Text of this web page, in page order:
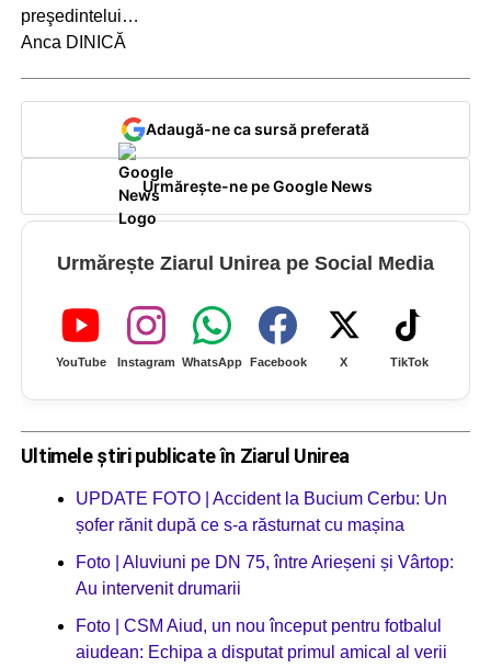
preşedintelui…
Anca DINICĂ
Adaugă-ne ca sursă preferată
Urmărește-ne pe Google News
Urmărește Ziarul Unirea pe Social Media
YouTube Instagram WhatsApp Facebook X TikTok
Ultimele știri publicate în Ziarul Unirea
UPDATE FOTO | Accident la Bucium Cerbu: Un
șofer rănit după ce s-a răsturnat cu mașina
Foto | Aluviuni pe DN 75, între Arieșeni și Vârtop:
Au intervenit drumarii
Foto | CSM Aiud, un nou început pentru fotbalul
aiudean: Echipa a disputat primul amical al verii